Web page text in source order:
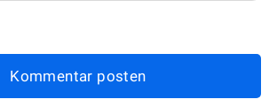
Kommentar posten